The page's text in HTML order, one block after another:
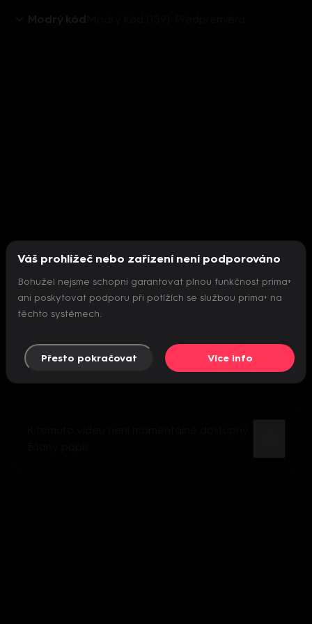
Modrý kód
Nepodařilo se inicializovat přehrávač
Váš prohlížeč nebo zařízení není podporováno
Bohužel nejsme schopni garantovat plnou funkčnost prima+
ani poskytovat podporu při potížích se službou prima+ na
těchto systémech.
Přesto pokračovat Více info